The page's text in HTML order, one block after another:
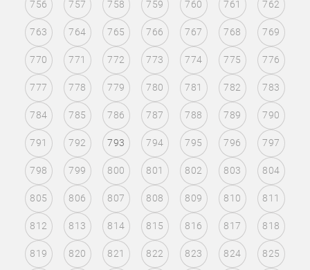
756 757 758 759 760 761 762
763 764 765 766 767 768 769
770 771 772 773 774 775 776
777 778 779 780 781 782 783
784 785 786 787 788 789 790
791 792 793 794 795 796 797
798 799 800 801 802 803 804
805 806 807 808 809 810 811
812 813 814 815 816 817 818
819 820 821 822 823 824 825